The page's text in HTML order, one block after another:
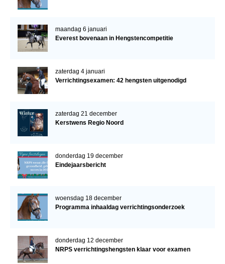
maandag 6 januari
Everest bovenaan in Hengstencompetitie
zaterdag 4 januari
Verrichtingsexamen: 42 hengsten uitgenodigd
zaterdag 21 december
Kerstwens Regio Noord
donderdag 19 december
Eindejaarsbericht
woensdag 18 december
Programma inhaaldag verrichtingsonderzoek
donderdag 12 december
NRPS verrichtingshengsten klaar voor examen